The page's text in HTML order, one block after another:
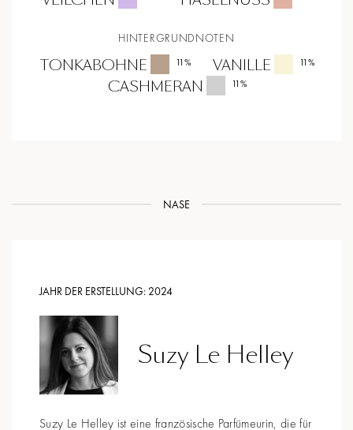
HINTERGRUNDNOTEN
TONKABOHNE 11% VANILLE 11%
CASHMERAN 11%
NASE
JAHR DER ERSTELLUNG: 2024
Suzy Le Helley
Suzy Le Helley ist eine französische Parfümeurin, die für